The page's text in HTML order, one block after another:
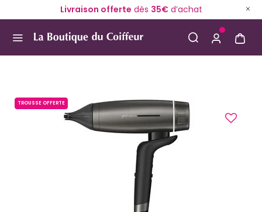
Livraison offerte dès 35€d’achat
TROUSSE OFFERTE